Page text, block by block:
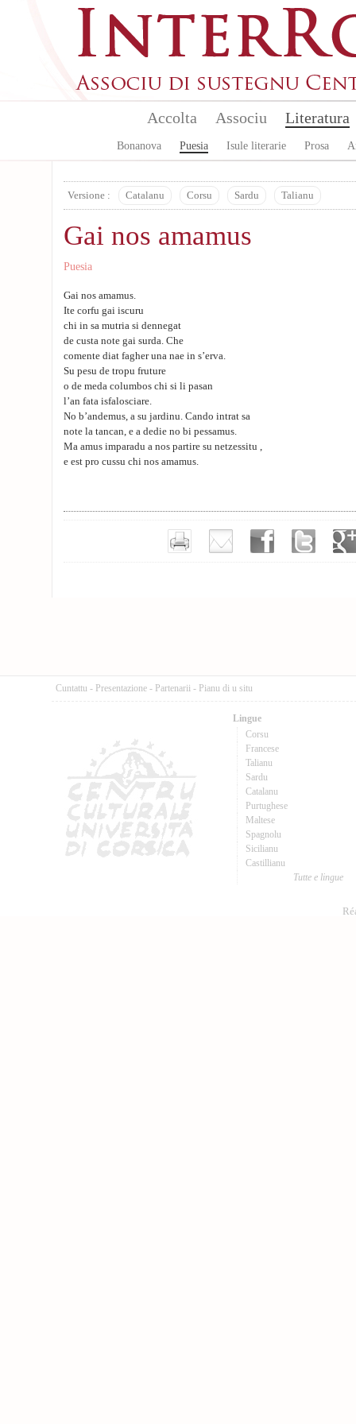
Accolta Associu Literatura
Bonanova Puesia Isule literarie Prosa
Versione : Catalanu Corsu Sardu Talianu
Gai nos amamus
Puesia
Gai nos amamus.
Ite corfu gai iscuru
chi in sa mutria si dennegat
de custa note gai surda. Che
comente diat fagher una nae in s’erva.
Su pesu de tropu fruture
o de meda columbos chi si li pasan
l’an fata isfalosciare.
No b’andemus, a su jardinu. Cando intrat sa
note la tancan, e a dedie no bi pessamus.
Ma amus imparadu a nos partire su netzessitu ,
e est pro cussu chi nos amamus.
Cuntattu - Presentazione - Partenarii - Pianu di u situ
Lingue
Corsu
Francese
Talianu
Sardu
Catalanu
Purtughese
Maltese
Spagnolu
Sicilianu
Castillianu
Tutte e lingue